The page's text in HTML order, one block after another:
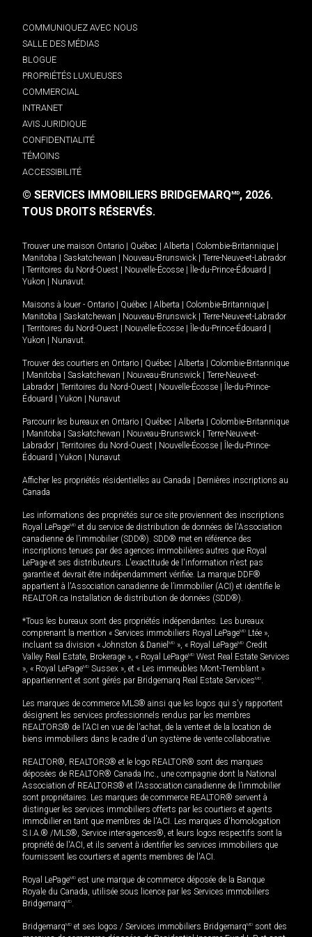
COMMUNIQUEZ AVEC NOUS
SALLE DES MÉDIAS
BLOGUE
PROPRIÉTÉS LUXUEUSES
COMMERCIAL
INTRANET
AVIS JURIDIQUE
CONFIDENTIALITÉ
TÉMOINS
ACCESSIBILITÉ
© SERVICES IMMOBILIERS BRIDGEMARQMD, 2026.
TOUS DROITS RÉSERVÉS.
Trouver une maison Ontario Québec Alberta Colombie-Britannique
Manitoba
Saskatchewan Nouveau-Brunswick
Terre-Neuve-et-Labrador
Territoires du Nord-Ouest Nouvelle-Écosse Île-du-Prince-Édouard
Yukon
Nunavut.
Maisons à louer - Ontario Québec Alberta Colombie-Britannique
Manitoba
Saskatchewan Nouveau-Brunswick
Terre-Neuve-et-Labrador
Territoires du Nord-Ouest Nouvelle-Écosse Île-du-Prince-Édouard
Yukon
Nunavut.
Trouver des courtiers en Ontario Québec Alberta
Colombie-Britannique
Manitoba Saskatchewan Nouveau-Brunswick
Terre-Neuve-et-
Labrador
Territoires du Nord-Ouest Nouvelle-Écosse
Île-du-Prince-
Édouard
Yukon Nunavut
Parcourir les bureaux en Ontario Québec Alberta
Colombie-Britannique
Manitoba Saskatchewan Nouveau-Brunswick
Terre-Neuve-et-
Labrador
Territoires du Nord-Ouest Nouvelle-Écosse
Île-du-Prince-
Édouard
Yukon Nunavut
Afficher les propriétés résidentielles au Canada
Dernières inscriptions au
Canada
Les informations des propriétés sur ce site proviennent des inscriptions
Royal LePageMD et du service de distribution de données de l'Association
canadienne de l’immobilier (SDD®). SDD® met en référence des
inscriptions tenues par des agences immobilières autres que Royal
LePage et ses distributeurs. L'exactitude de l'information n'est pas
garantie et devrait être indépendamment vérifiée. La marque DDF®
appartient à l'Association canadienne de l’immobilier (ACI) et identifie le
REALTOR.ca Installation de distribution de données (SDD®).
*Tous les bureaux sont des propriétés indépendantes. Les bureaux
comprenant la mention « Services immobiliers Royal LePageMD Ltée »,
incluant sa division « Johnston & Daniel MD », « Royal LePageMD Credit
Valley Real Estate, Brokerage », « Royal LePageMD West Real Estate Services
», « Royal LePageMD Sussex », et « Les immeubles Mont-Tremblant »
appartiennent et sont gérés par Bridgemarq Real Estate ServicesMD.
Les marques de commerce MLS® ainsi que les logos qui s'y rapportent
désignent les services professionnels rendus par les membres
REALTORS® de l'ACI en vue de l'achat, de la vente et de la location de
biens immobiliers dans le cadre d'un système de vente collaborative.
REALTOR®, REALTORS® et le logo REALTOR® sont des marques
déposées de REALTOR® Canada Inc., une compagnie dont la National
Association of REALTORS® et l'Association canadienne de l’immobilier
sont propriétaires. Les marques de commerce REALTOR® servent à
distinguer les services immobiliers offerts par les courtiers et agents
immobilier en tant que membres de l'ACI. Les marques d'homologation
S.I.A.® /MLS®, Service inter-agences®, et leurs logos respectifs sont la
propriété de l'ACI, et ils servent à identifier les services immobiliers que
fournissent les courtiers et agents membres de l'ACI.
Royal LePageMD est une marque de commerce déposée de la Banque
Royale du Canada, utilisée sous licence par les Services immobiliers
BridgemarqMD.
BridgemarqMD et ses logos / Services immobiliers BridgemarqMD sont des